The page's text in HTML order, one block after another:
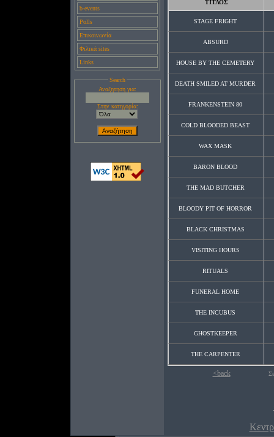
b-events
Polls
Επικοινωνία
Φιλικά sites
Links
Search
Αναζητηση για:
Στην κατηγορία:
ΤΙΤΛΟΣ
STAGE FRIGHT
ABSURD
HOUSE BY THE CEMETERY
DEATH SMILED AT MURDER
FRANKENSTEIN 80
COLD BLOODED BEAST
WAX MASK
BARON BLOOD
THE MAD BUTCHER
BLOODY PIT OF HORROR
BLACK CHRISTMAS
VISITING HOURS
RITUALS
FUNERAL HOME
THE INCUBUS
GHOSTKEEPER
THE CARPENTER
<back